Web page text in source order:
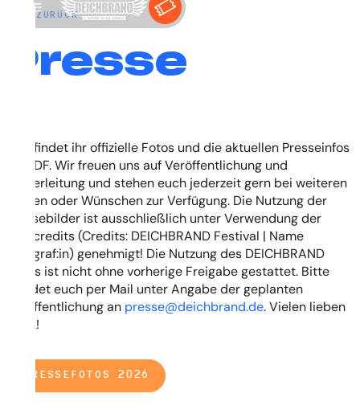
ZURÜCK
Presse
Hier findet ihr offizielle Fotos und die aktuellen Presseinfos
als PDF. Wir freuen uns auf Veröffentlichung und
Weiterleitung und stehen euch jederzeit gern bei weiteren
Fragen oder Wünschen zur Verfügung. Die Nutzung der
Pressebilder ist ausschließlich unter Verwendung der
Fotocredits (Credits: DEICHBRAND Festival | Name
Fotograf:in) genehmigt! Die Nutzung des DEICHBRAND
Logos ist nicht ohne vorherige Freigabe gestattet. Bitte
wendet euch per Mail unter Angabe der geplanten
Veröffentlichung an presse@deichbrand.de. Vielen lieben
Dank!
PRESSEFOTOS 2026